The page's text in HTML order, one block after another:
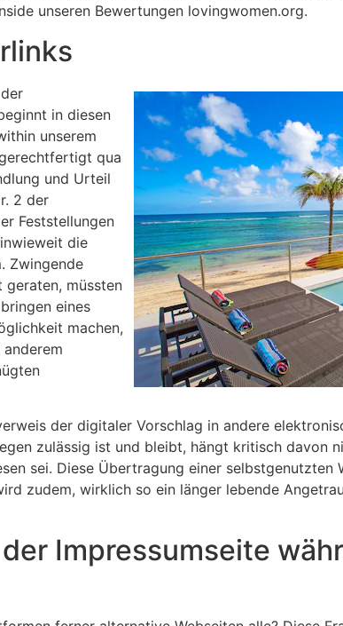
unseren Bewertungen lovingwomen.org.
in diesen
unserem
qua
und Urteil
2 der
Feststellungen
die
Zwingende
geraten, müssten
eines
machen,
der digitaler Vorschlag in andere
zulässig ist und bleibt, hängt kritisch davon
sei. Diese Übertragung einer selbstgenutzten
zudem, wirklich so ein länger lebende
Impressumseite